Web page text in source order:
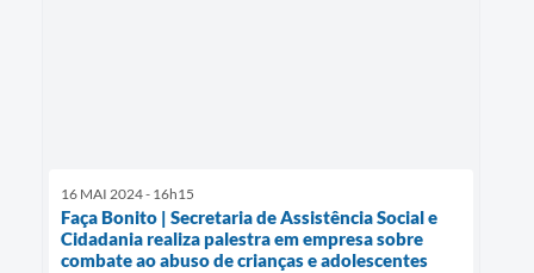
16 MAI 2024 - 16h15
Faça Bonito | Secretaria de Assistência Social e
Cidadania realiza palestra em empresa sobre
combate ao abuso de crianças e adolescentes